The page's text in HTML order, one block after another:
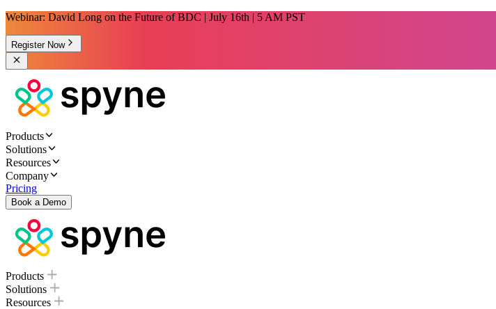
Webinar: David Long on the Future of BDC | July 16th | 5 AM PST
Register Now
Products
Solutions
Resources
Company
Pricing
Book a Demo
Products
Solutions
Resources